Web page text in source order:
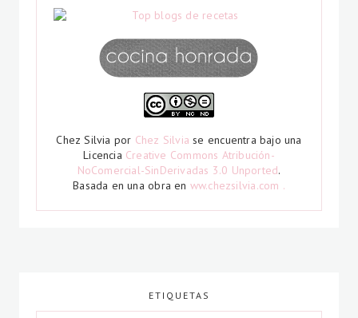
Chez Silvia por Chez Silvia se encuentra bajo una
Licencia Creative Commons Atribución-
NoComercial-SinDerivadas 3.0 Unported.
Basada en una obra en ww.chezsilvia.com .
ETIQUETAS